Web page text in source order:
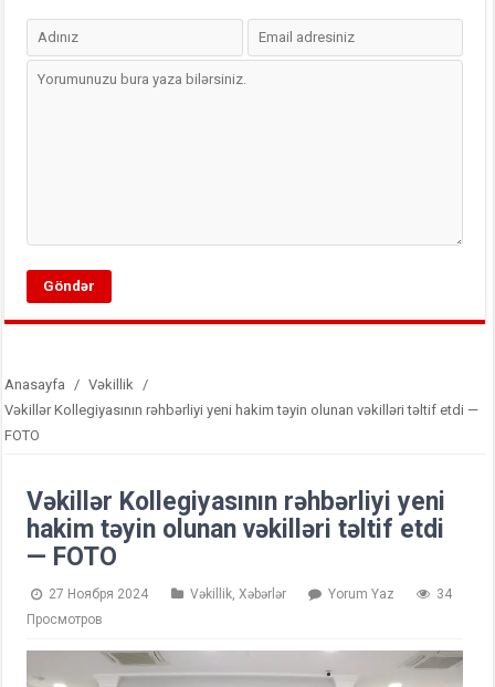
Anasayfa / Vəkillik /
Vəkillər Kollegiyasının rəhbərliyi yeni hakim təyin olunan vəkilləri təltif etdi —
FOTO
Vəkillər Kollegiyasının rəhbərliyi yeni
hakim təyin olunan vəkilləri təltif etdi
— FOTO
27 Ноября 2024 Vəkillik,Xəbərlər Yorum Yaz
34
Просмотров